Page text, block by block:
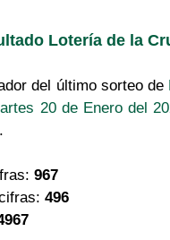
Lotería de la
del último sorteo de
20 de Enero del
967
496